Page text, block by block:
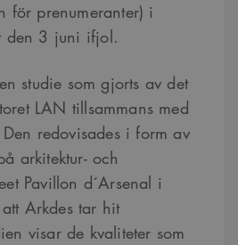
för prenumeranter) i
den 3 juni ifjol.
studie som gjorts av det
LAN tillsammans med
redovisades i form av
arkitektur- och
Pavillon d´Arsenal i
Arkdes tar hit
visar de kvaliteter som